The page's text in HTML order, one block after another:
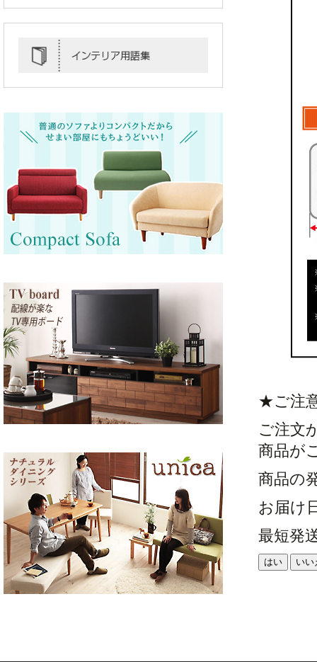
★ご注
ご注文
商品が
商品の
お届け
最短発
はい いい